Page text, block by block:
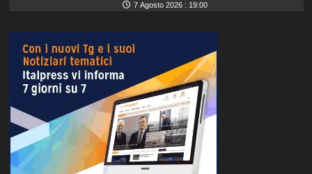
7 Agosto 2026 : 19:00